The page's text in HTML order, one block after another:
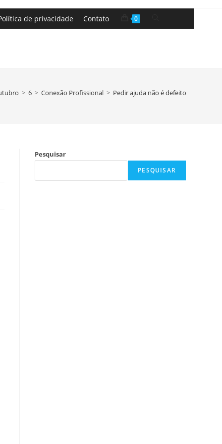
de privacidade Contato 0
> 6 > Conexão Profissional > Pedir ajuda não é defeito
Pesquisar
PESQUISAR